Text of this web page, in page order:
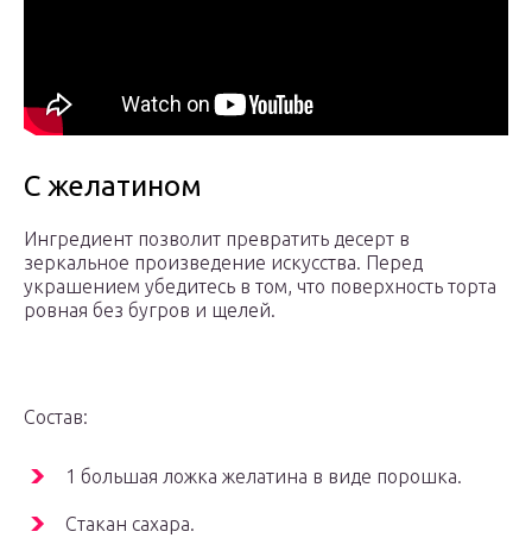
С желатином
Ингредиент позволит превратить десерт в
зеркальное произведение искусства. Перед
украшением убедитесь в том, что поверхность торта
ровная без бугров и щелей.
Состав:
1 большая ложка желатина в виде порошка.
Стакан сахара.